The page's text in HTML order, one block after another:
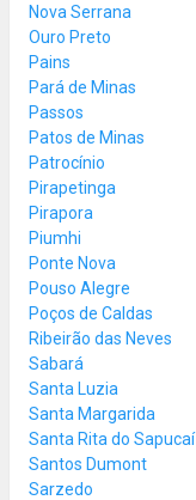
Nova Serrana
Ouro Preto
Pains
Pará de Minas
Passos
Patos de Minas
Patrocínio
Pirapetinga
Pirapora
Piumhi
Ponte Nova
Pouso Alegre
Poços de Caldas
Ribeirão das Neves
Sabará
Santa Luzia
Santa Margarida
Santa Rita do Sapucaí
Santos Dumont
Sarzedo